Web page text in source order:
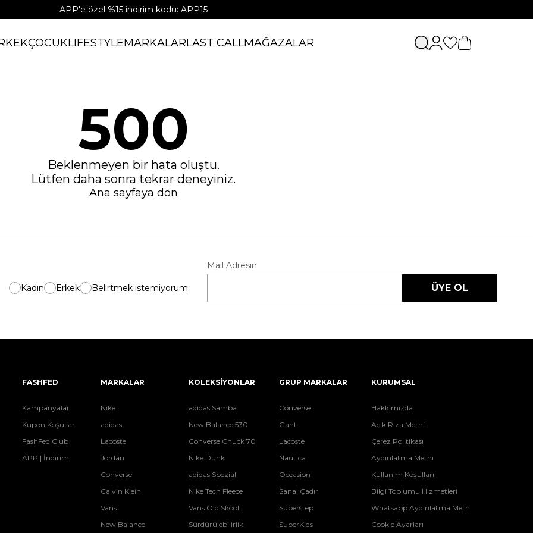
APP'e özel %15 indirim kodu: APP15
ÇOCUKLIFESTYLEMARKALARLAST CALLMAĞAZALAR
500
Beklenmeyen bir hata oluştu.
Lütfen daha sonra tekrar deneyiniz.
Ana sayfaya dön
Kadın Erkek Belirtmek istemiyorum
Mail Adresin
ÜYE OL
FASHFED
Kampanyalar
Kupon Koşulları
FashFed Club
APP | İndirim
MARKALAR
Nike
adidas
Lacoste
Jordan
Converse
Calvin Klein
Vans
New Balance
KOLEKSİYONLAR
adidas Samba
New Balance 530
Converse Chuck 70
Nike Dunk
adidas Spezial
Nike Tech Fleece
Vans Old Skool
Sürdürülebilirlik
GRUP MARKALAR
Converse
Gant
Lacoste
Nautica
Occasion
Sanal Çadır
Superstep
SuperKids
KURUMSAL
Hakkımızda
Açık Rıza Metni
Çerez Politikası
Aydınlatma Metni
Kullanım Koşulları
Bilgi Toplumu Hizmetleri
Whatsapp Aydınlatma Metni
Cookie Ayarları